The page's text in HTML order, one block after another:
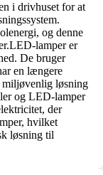
i drivhuset for at
og denne
lamper er
De bruger
en længere
løsning
og LED-lamper
der
hvilket
løsning til